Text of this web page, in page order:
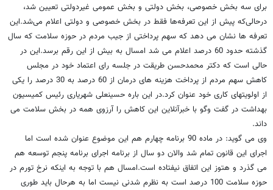
برای سه بخش خصوصی، بخش دولتی و بخش عمومی غیردولتی تعیین شد،
درحالی‌که پیش از این تعرفه‌ها فقط در بخش خصوصی و دولتی اعلام می‌شد.این
تعرفه ها نشان می دهد که سهم پرداختی از جیب مردم در حوزه سلامت که سال
گذشته حدود 60 درصد اعلام می شد امسال به بیش از این رقم برسد.این در
حالی است که دکتر محمدحسن طریقت در جلسه رای اعتماد خود در مجلس
کاهش سهم مردم از پرداخت هزینه های درمان از 60 درصد به 30 درصد را یکی
از اولویتهای کاری خود عنوان کرد.در این باره حسینعلی شهریاری رئیس کمیسیون
بهداشت در گفت وگو با خبرآنلاین این کاهش را آرزوی همه در بخش سلامت می
داند.
وی می گوید: در ماده 90 برنامه چهارم هم این موضوع عنوان شده است اما
اجرای این قانون تمام شد والان دو سال از برنامه اجرای برنامه پنجم توسعه هم
می گذرد و هتوز این اتفاق نیفتاده است.امسال هم با توجه به اینکه نرخ تورم در
حوزه سلامت 100 درصد است به نظرم شدنی نیست اما به هرحال باید طوری